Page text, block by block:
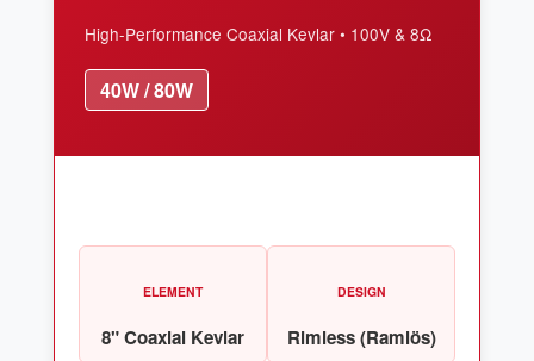
High-Performance Coaxial Kevlar • 100V & 8Ω
40W / 80W
ELEMENT
8" Coaxial Kevlar
DESIGN
Rimless (Ramlös)